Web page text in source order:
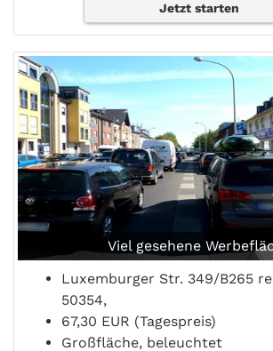
Jetzt starten
Viel gesehene
Luxemburger Str. 349/B265
50354,
67,30 EUR (Tagespreis)
Großfläche, beleuchtet